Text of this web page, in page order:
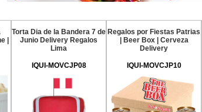
|
Torta Dia de la Bandera 7 de
Junio Delivery Regalos
Lima
IQUI-MOVCJP08
Regalos por Fiestas Patrias
| Beer Box | Cerveza
Delivery
IQUI-MOVCJP10